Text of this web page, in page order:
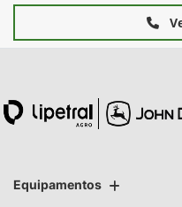
Equipamentos